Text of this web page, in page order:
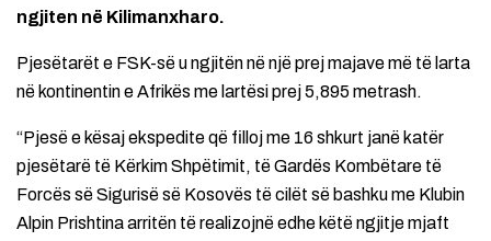
ngjiten në Kilimanxharo.
Pjesëtarët e FSK-së u ngjitën në një prej majave më të larta
në kontinentin e Afrikës me lartësi prej 5,895 metrash.
“Pjesë e kësaj ekspedite që filloj me 16 shkurt janë katër
pjesëtarë të Kërkim Shpëtimit, të Gardës Kombëtare të
Forcës së Sigurisë së Kosovës të cilët së bashku me Klubin
Alpin Prishtina arritën të realizojnë edhe këtë ngjitje mjaft